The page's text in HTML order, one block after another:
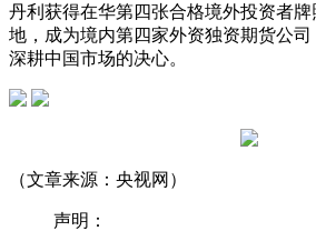
丹利 获得在华第四张合格境外投资者牌
地，成为境内第四家外资独资期货公司
深耕中国市场的决心。
（文章来源：央视网）
声明：